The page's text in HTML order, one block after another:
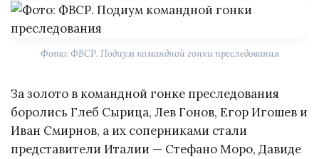
Фото: ФВСР. Подиум командной гонки преследования
За золото в командной гонке преследования
боролись Глеб Сырица, Лев Гонов, Егор Игошев и
Иван Смирнов, а их соперниками стали
представители Италии — Стефано Моро, Давиде